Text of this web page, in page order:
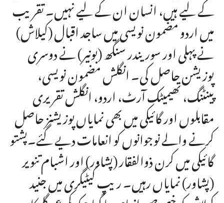
کے لیے ہیں، انسان ان کے لیے نہیں۔ تقریب
میں اردو مضمون نویسی میں ساجد اقبال (کیلاش)
نے پہلی اور سوریندر سنگھ (بونیر) نے دوسری
پوزیشن حاصل کی۔ انگلش مضمون نویسی،
پینٹنگ، تھیمیٹک آرٹ، اردو، انگلش تقریری
مقابلوں اور گائیکی میں بھی نمایاں پوزیشنز حاصل
کرنے والے نوجوانوں کو انعامات دیے گئے۔پشتو
گائیکی میں کرن ذوالفقار (پشاور) اور اشبام تنویر
(پشاور) نمایاں رہیں۔ ریپ کیٹیگری میں جنید